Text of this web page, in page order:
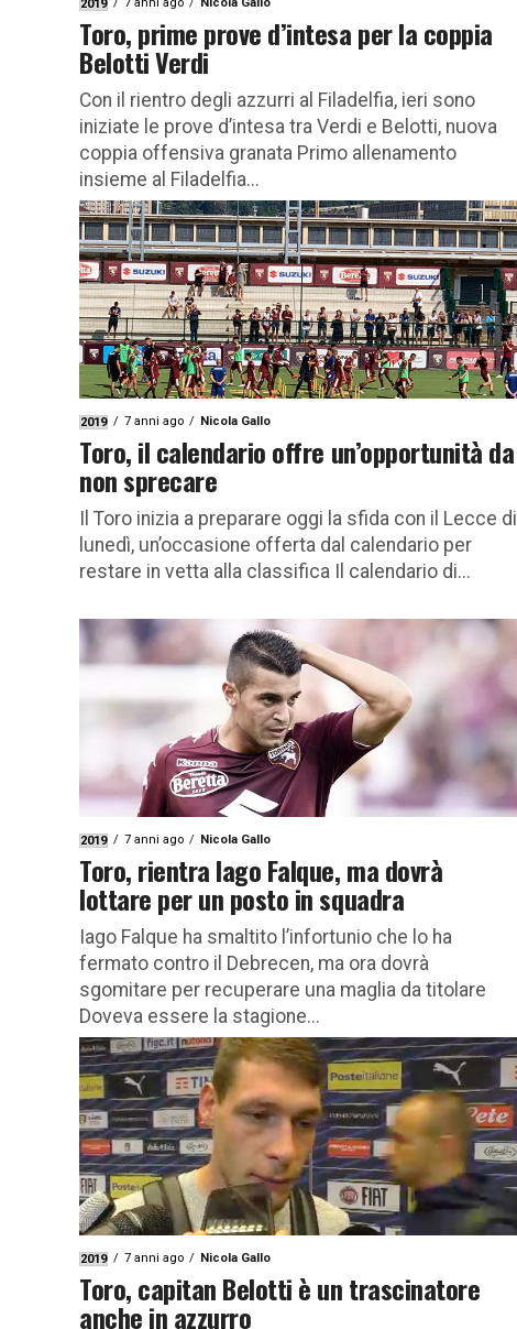
2019
Toro, prime prove d’intesa per la coppia
Belotti Verdi
Con il rientro degli azzurri al Filadelfia, ieri sono
iniziate le prove d’intesa tra Verdi e Belotti, nuova
coppia offensiva granata Primo allenamento
insieme al Filadelfia...
2019 7 anni ago Nicola Gallo
Toro, il calendario offre un’opportunità da
non sprecare
Il Toro inizia a preparare oggi la sfida con il Lecce di
lunedì, un’occasione offerta dal calendario per
restare in vetta alla classifica Il calendario di...
2019 7 anni ago Nicola Gallo
Toro, rientra Iago Falque, ma dovrà
lottare per un posto in squadra
Iago Falque ha smaltito l’infortunio che lo ha
fermato contro il Debrecen, ma ora dovrà
sgomitare per recuperare una maglia da titolare
Doveva essere la stagione...
2019 7 anni ago Nicola Gallo
Toro, capitan Belotti è un trascinatore
anche in azzurro